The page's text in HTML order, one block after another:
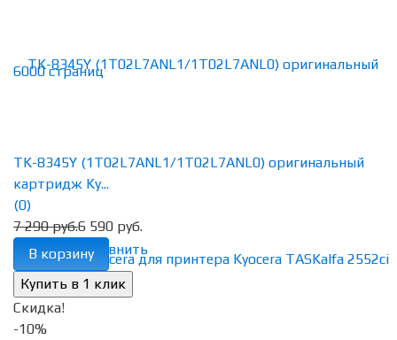
избранное сравнить
TK-8345Y (1T02L7ANL1/1T02L7ANL0) оригинальный
картридж Ky...
(0)
7 290 руб.6 590 руб.
В корзину
Скидка!
-10%